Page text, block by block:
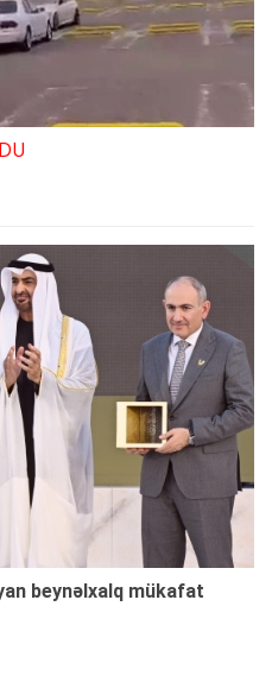
beynəlxalq mükafat